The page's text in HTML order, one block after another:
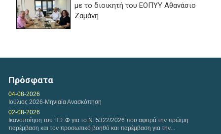
με το διοικητή του ΕΟΠΥΥ Αθανάσιο
Ζαμάνη
Απάντηση του ΕΟΠΥΥ, σε ερώτημα σχετικό με τα
εξάμηνο...
Κυριακή, 12 Ιουλ 2026
Η ΑΑΔΕ ανακοίνωσε παράταση υποβολής δηλώσεων
φορολογίας εισοδήματος μέχρι τα μεσάνυχτα της...
Πρόσφατα
04-08-2026
Ιούλιος 2026-Μηνιαία Ανασκόπηση
02-08-2026
Ικανοποίηση του Π.Σ.Φ για το Ν. 5322/2026 που αφορά την πρώιμη
παρέμβαση και τον προσωπικό βοηθό και παρέμβαση για την...